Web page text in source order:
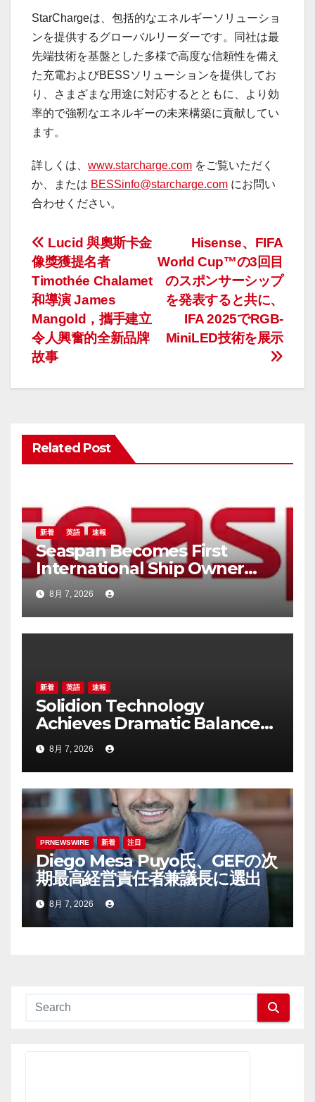
StarChargeは、包括的なエネルギーソリューショ
ンを提供するグローバルリーダーです。同社は最
先端技術を基盤とした多様で高度な信頼性を備え
た充電およびBESSソリューションを提供してお
り、さまざまな用途に対応するとともに、より効
率的で強靭なエネルギーの未来構築に貢献してい
ます。
詳しくは、 www.starcharge.com をご覧いただく
か、または BESSinfo@starcharge.com にお問い
合わせください。
投
稿
ナ
ビ
ゲ
ー
ョ
Hisense、FIFA
World Cup™の3回目
のスポンサーシップ
を発表すると共に、
IFA 2025でRGB-
MiniLED技術を展示
Lucid 與奧斯卡金
像獎獲提名者
Timothée Chalamet
和導演 James
Mangold，攜手建立
令人興奮的全新品牌
故事
Related Post
新着 英語 速報
Seaspan Becomes First
International Ship Owner
and Operator to Access
China’s Panda Bond Market
8月 7, 2026
新着 英語 速報
Solidion Technology
Achieves Dramatic Balance
Sheet Improvement,
Increased Revenues
8月 7, 2026
PRNEWSWIRE 新着 注目
Diego Mesa Puyo氏、GEFの次
期最高経営責任者兼議長に選出
8月 7, 2026